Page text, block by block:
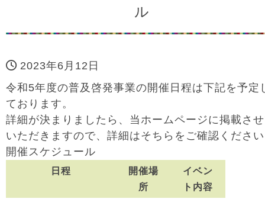
ル
2023年6月12日
令和5年度の普及啓発事業の開催日程は下記を予定
ております。
詳細が決まりましたら、当ホームページに掲載さ
いただきますので、詳細はそちらをご確認くださ
開催スケジュール
日程
開催場
所
イベン
ト内容